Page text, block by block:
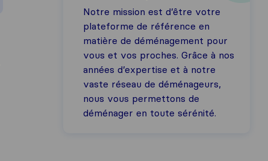
Notre mission est d’être votre
plateforme de référence en
matière de déménagement pour
vous et vos proches. Grâce à nos
années d’expertise et à notre
vaste réseau de déménageurs,
nous vous permettons de
déménager en toute sérénité.